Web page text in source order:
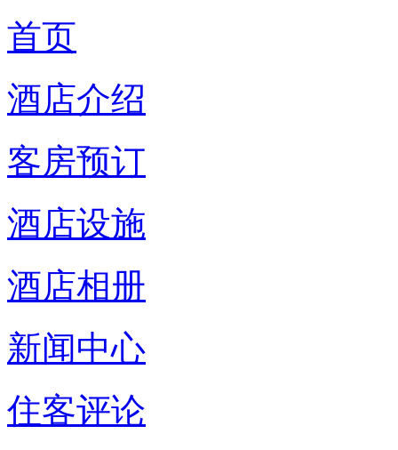
首页
酒店介绍
客房预订
酒店设施
酒店相册
新闻中心
住客评论